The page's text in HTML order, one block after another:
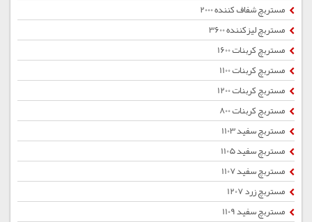
مستربچ شفاف کننده 2000
مستربچ لیزکننده 3600
مستربچ کربنات 1600
مستربچ کربنات 1100
مستربچ کربنات 1200
مستربچ کربنات 800
مستربچ سفید 1103
مستربچ سفید 1105
مستربچ سفید 1107
مستربچ زرد 1207
مستربچ سفید 1109